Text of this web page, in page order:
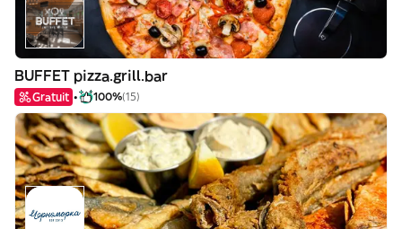
BUFFET pizza.grill.bar
Gratuit 100%(15)